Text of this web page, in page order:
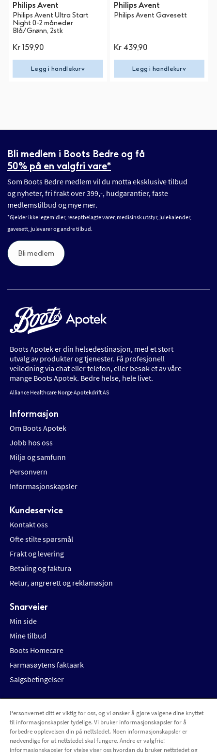
Philips Avent
Philips Avent Ultra Start
Night 0-2 måneder
Blå/Grønn, 2stk
Kr 159,90
Legg i handlekurv
Philips Avent
Philips Avent Gavesett
Kr 439,90
Legg i handlekurv
Bli medlem i Boots Bedre og få
50% på en valgfri vare*
Som Boots Bedre medlem vil du motta eksklusive tilbud
og nyheter, fri frakt over 399,-, hudgarantier, faste
medlemstilbud og mye mer.
*Gjelder ikke legemidler, reseptbelagte varer, medisinsk utstyr, julekalender,
gavesett, julevarer og andre tilbud.
Bli medlem
Boots Apotek er din helsedestinasjon, med et stort
utvalg av produkter og tjenester. Få profesjonell
veiledning via chat eller telefon, eller besøk et av våre
mange Boots Apotek. Bedre helse, hele livet.
Alliance Healthcare Norge Apotekdrift AS
Informasjon
Om Boots Apotek
Jobb hos oss
Miljø og samfunn
Personvern
Informasjonskapsler
Kundeservice
Kontakt oss
Ofte stilte spørsmål
Frakt og levering
Betaling og faktura
Retur, angrerett og reklamasjon
Snarveier
Min side
Mine tilbud
Boots Homecare
Farmasøytens faktaark
Salgsbetingelser
Betalingsalternativer Leveringsalternativer
Personvernet ditt er viktig for oss, og vi ønsker å gjøre valgene dine knyttet
til informasjonskapsler tydelige. Vi bruker informasjonskapsler for å
forbedre opplevelsen din på nettstedet. Noen informasjonskapsler er
nødvendige for at nettstedet skal fungere. Andre er valgfrie:
informasjonskapsler for ytelse viser oss hvordan du bruker nettstedet og